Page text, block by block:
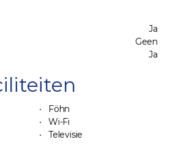
Ja
Geen
Ja
Föhn
Wi-Fi
Televisie